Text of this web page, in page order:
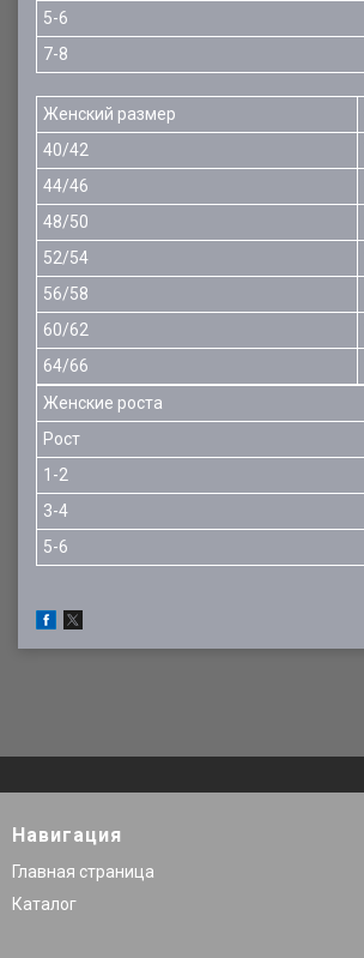
5-6
7-8
Женский размер
40/42
44/46
48/50
52/54
56/58
60/62
64/66
Женские роста
Рост
1-2
3-4
5-6
Навигация
Главная страница
Каталог